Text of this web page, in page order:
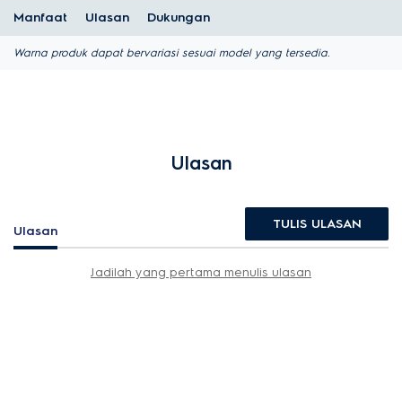
Manfaat Ulasan Dukungan
Warna produk dapat bervariasi sesuai model yang tersedia.
Ulasan
Ulasan TULIS ULASAN
Jadilah yang pertama menulis ulasan